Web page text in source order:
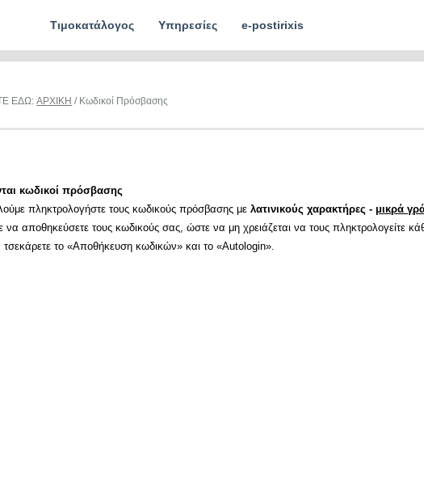
Τιμοκατάλογος Υπηρεσίες e-postirixis
ΕΔΩ:ΑΡΧΙΚΗ / Κωδικοί Πρόσβασης
κωδικοί πρόσβασης
πληκτρολογήστε τους κωδικούς πρόσβασης μελατινικούς χαρακτήρες - μικρά
να αποθηκεύσετε τους κωδικούς σας, ώστε να μη χρειάζεται να τους πληκτρολογείτε
τσεκάρετε το «Αποθήκευση κωδικών» και το «Autologin».